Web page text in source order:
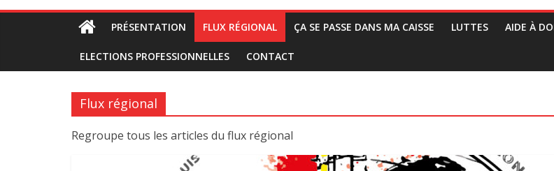
PRÉSENTATION FLUX RÉGIONAL ÇA SE PASSE DANS MA CAISSE LUTTES AIDE À
ELECTIONS PROFESSIONNELLES CONTACT
Flux régional
Regroupe tous les articles du flux régional